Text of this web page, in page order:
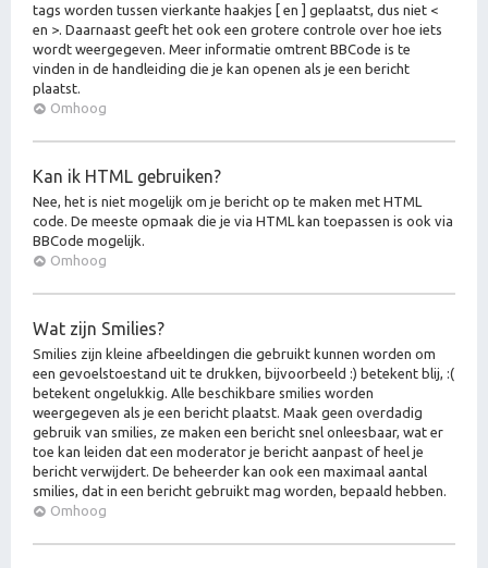
tags worden tussen vierkante haakjes [ en ] geplaatst, dus niet <
en >. Daarnaast geeft het ook een grotere controle over hoe iets
wordt weergegeven. Meer informatie omtrent BBCode is te
vinden in de handleiding die je kan openen als je een bericht
plaatst.
Omhoog
Kan ik HTML gebruiken?
Nee, het is niet mogelijk om je bericht op te maken met HTML
code. De meeste opmaak die je via HTML kan toepassen is ook via
BBCode mogelijk.
Omhoog
Wat zijn Smilies?
Smilies zijn kleine afbeeldingen die gebruikt kunnen worden om
een gevoelstoestand uit te drukken, bijvoorbeeld :) betekent blij, :(
betekent ongelukkig. Alle beschikbare smilies worden
weergegeven als je een bericht plaatst. Maak geen overdadig
gebruik van smilies, ze maken een bericht snel onleesbaar, wat er
toe kan leiden dat een moderator je bericht aanpast of heel je
bericht verwijdert. De beheerder kan ook een maximaal aantal
smilies, dat in een bericht gebruikt mag worden, bepaald hebben.
Omhoog